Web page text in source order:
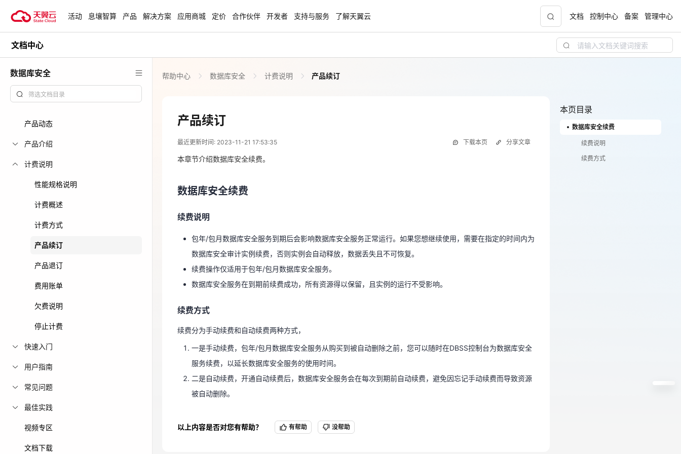
试用，产品折扣等，助您降本增
安全隔离版OpenClaw NEW 聚力AI赋能 天翼云大模型专项
企业出海解决方案
助力您的业务扬帆出海，通达全球！
“一云多芯、一云多态”,国产化软件全面适配，
国家云助力中小企业腾飞，高额上云补贴重磅
爆款云主机全场特惠，2核4G只要1.8折起！
免费活动
免费试用中心 HOT
多款云产品免费试用，快来开启云上之旅 您的洞察，重塑科技边界
活动 息壤智算 产品 解决方案 应用商城 定价 合作伙伴 开发者 支持与服务 了解天翼云 文档 控制中心 备案 管理中心
文档中心
数据库安全
产品动态
产品介绍
计费说明
性能规格说明
计费概述
计费方式
产品续订
产品退订
费用账单
欠费说明
停止计费
快速入门
用户指南
常见问题
最佳实践
视频专区
文档下载
帮助中心 数据库安全 计费说明 产品续订
产品续订
最近更新时间: 2023-11-21 17:53:35 下载本页
2023-11-21 09:53:35
数据库安全续费
数据库安全审计实例续费，否则实例会自动释放，数据丢失且不可恢复。
续费方式
一是手动续费，包年/包月数据库安全服务从购买到被自动删除之前，您可以随时在DBSS控制台为数据库安全
服务续费，以延长数据库安全服务的使用时间。
分享文章
本章节介绍数据库安全续费。
数据库安全续费
续费说明
包年/包月数据库安全服务到期后会影响数据库安全服务正常运行。如果您想继续使用，需要在指定的时间内为
数据库安全审计实例续费，否则实例会自动释放，数据丢失且不可恢复。
续费操作仅适用于包年/包月数据库安全服务。
数据库安全服务在到期前续费成功，所有资源得以保留，且实例的运行不受影响。
续费方式
续费分为手动续费和自动续费两种方式，
一是手动续费，包年/包月数据库安全服务从购买到被自动删除之前，您可以随时在DBSS控制台为数据库安全
服务续费，以延长数据库安全服务的使用时间。
二是自动续费，开通自动续费后，数据库安全服务会在每次到期前自动续费，避免因忘记手动续费而导致资源
被自动删除。
以上内容是否对您有帮助？ 有帮助 没帮助
本页目录
数据库安全续费
续费说明
续费方式